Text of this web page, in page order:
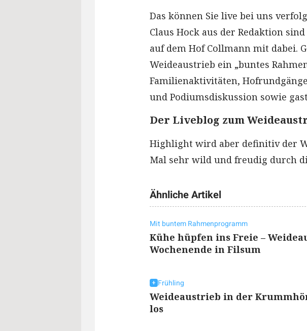
Das können Sie live bei uns
Claus Hock aus der Redaktion
auf dem Hof Collmann mit dabei.
Weideaustrieb ein „buntes
Familienaktivitäten,
und Podiumsdiskussion sowie
Der Liveblog zum
Highlight wird aber definitiv der
Mal sehr wild und freudig durch
Ähnliche Artikel
Mit buntem Rahmenprogramm
Kühe hüpfen ins Freie –
Wochenende in Filsum
Frühling
Weideaustrieb in der
los